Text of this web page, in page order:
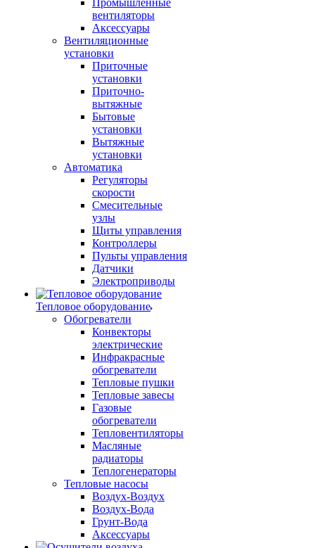
Промышленные
вентиляторы
Аксессуары
Вентиляционные
установки
Приточные
установки
Приточно-
вытяжные
Бытовые
установки
Вытяжные
установки
Автоматика
Регуляторы
скорости
Смесительные
узлы
Щиты управления
Контроллеры
Пульты управления
Датчики
Электроприводы
Тепловое оборудование
Обогреватели
Конвекторы
электрические
Инфракрасные
обогреватели
Тепловые пушки
Тепловые завесы
Газовые
обогреватели
Тепловентиляторы
Масляные
радиаторы
Теплогенераторы
Тепловые насосы
Воздух-Воздух
Воздух-Вода
Грунт-Вода
Аксессуары